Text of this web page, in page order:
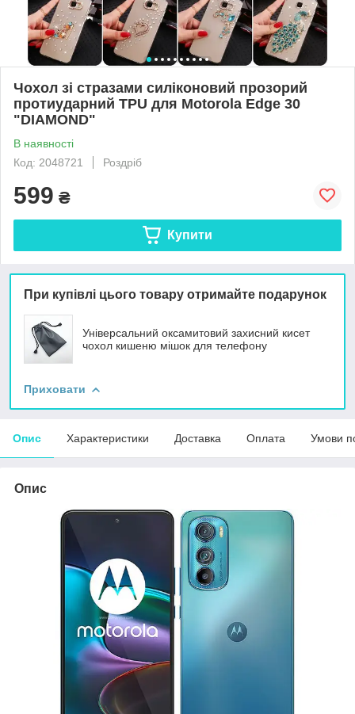
Чохол зі стразами силіконовий прозорий
протиударний TPU для Motorola Edge 30
"DIAMOND"
В наявності
Код: 2048721
Роздріб
599 ₴
Купити
При купівлі цього товару отримайте подарунок
Універсальний оксамитовий захисний кисет
чохол кишеню мішок для телефону
Приховати
Опис Характеристики Доставка Оплата Умови
Опис